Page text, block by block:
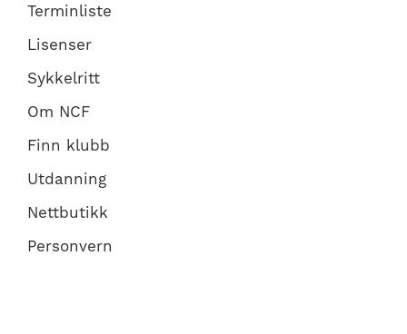
Terminliste
Lisenser
Sykkelritt
Om NCF
Finn klubb
Utdanning
Nettbutikk
Personvern